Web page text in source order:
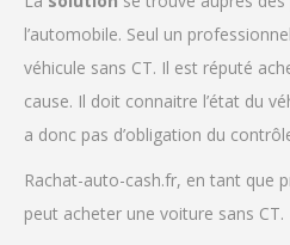
l’automobile. Seul un
véhicule sans CT. Il est réputé
cause. Il doit connaitre l’état du
a donc pas d’obligation du
Rachat-auto-cash.fr, en tant que
peut acheter une voiture sans CT.